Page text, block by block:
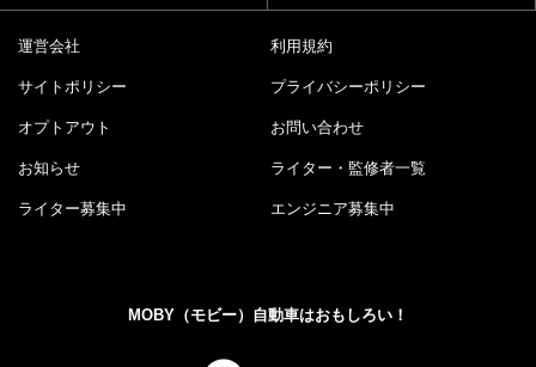
運営会社 利用規約
サイトポリシー プライバシーポリシー
オプトアウト お問い合わせ
お知らせ ライター・監修者一覧
ライター募集中 エンジニア募集中
MOBY（モビー）自動車はおもしろい！